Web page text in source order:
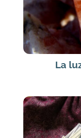
La